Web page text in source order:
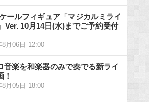
ールフィギュア「マジカルミライ
Ver. 10月14日(水)までご予約受付
8月06日 12:00
音楽を和楽器のみで奏でる新ライ
！
8月05日 18:00